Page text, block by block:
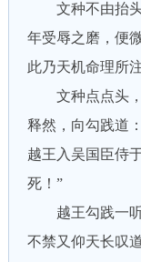
文种不由抬头
年受辱之磨，便
此乃天机命理所
文种点点头，
释然，向勾践道
越王入吴国臣侍
死！”
越王勾践一听
不禁又仰天长叹